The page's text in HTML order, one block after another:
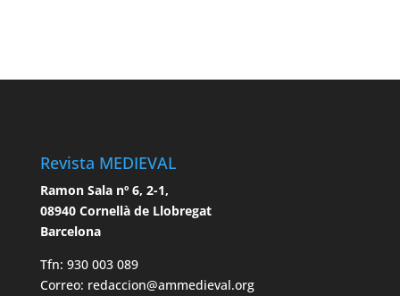
Revista MEDIEVAL
Ramon Sala nº 6, 2-1,
08940 Cornellà de Llobregat
Barcelona
Tfn: 930 003 089
Correo: redaccion@ammedieval.org